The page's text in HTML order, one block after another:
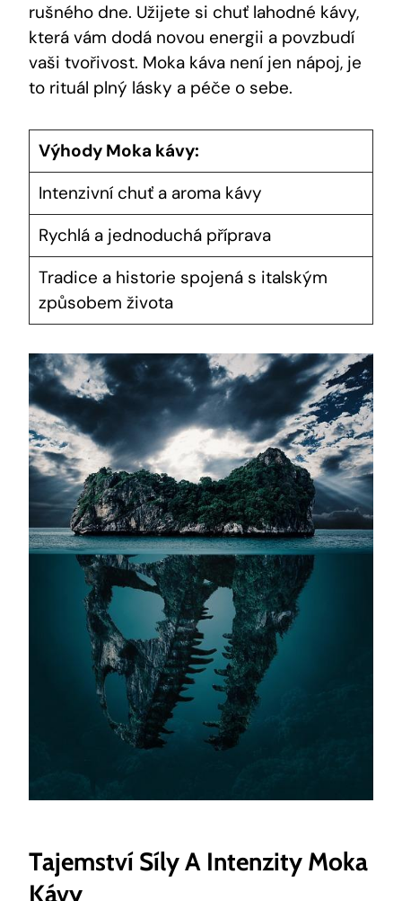
rušného dne. Užijete si chuť lahodné kávy,
která vám dodá novou energii a povzbudí
vaši tvořivost. Moka káva není jen nápoj, je
to rituál plný lásky a péče o sebe.
Výhody Moka kávy:
Intenzivní chuť a aroma kávy
Rychlá a jednoduchá příprava
Tradice a historie spojená s italským
způsobem života
Tajemství Síly A Intenzity Moka
Kávy